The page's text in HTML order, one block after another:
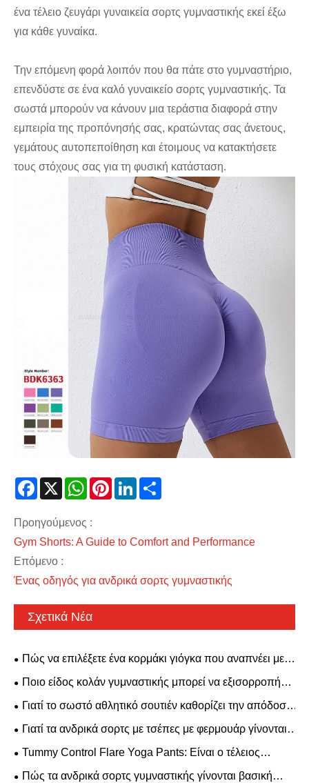
ένα τέλειο ζευγάρι γυναικεία σορτς γυμναστικής εκεί έξω
για κάθε γυναίκα.
Την επόμενη φορά λοιπόν που θα πάτε στο γυμναστήριο,
επενδύστε σε ένα καλό γυναικείο σορτς γυμναστικής. Τα
σωστά μπορούν να κάνουν μια τεράστια διαφορά στην
εμπειρία της προπόνησής σας, κρατώντας σας άνετους,
γεμάτους αυτοπεποίθηση και έτοιμους να κατακτήσετε
τους στόχους σας για τη φυσική κατάσταση.
Facebook
X WhatsAppPinterestLinkedIn
Προηγούμενος :
Gym Shorts: A Guide to Comfort and Performance
Επόμενο :
Ένας οδηγός για ανδρικά σορτς γυμναστικής
Σχετικά Νέα
Πώς να επιλέξετε ένα κορμάκι γιόγκα που αναπνέει με
υψηλή ελαστικότητα; Ένα στυλ χωρίς πλάτη με σουτιέν με
γυμναστικής.
Ποιο είδος κολάν γυμναστικής μπορεί να εξισορροπήσει
την άνεση και την αισθητική;
Γιατί το σωστό αθλητικό σουτιέν καθορίζει την απόδοσή
σας στο Activewear;
Γιατί τα ανδρικά σορτς με τσέπες με φερμουάρ γίνονται
must-have για τους σύγχρονους άνδρες
Tummy Control Flare Yoga Pants: Είναι ο τέλειος
συνδυασμός άνεσης και στυλ
Πώς τα ανδρικά σορτς γυμναστικής γίνονται βασική